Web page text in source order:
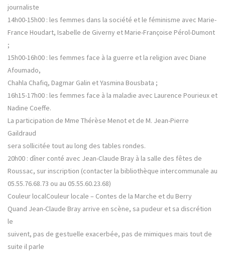
journaliste
14h00-15h00 : les femmes dans la société et le féminisme avec Marie-
France Houdart, Isabelle de Giverny et Marie-Françoise Pérol-Dumont
;
15h00-16h00 : les femmes face à la guerre et la religion avec Diane
Afoumado,
Chahla Chafiq, Dagmar Galin et Yasmina Bousbata ;
16h15-17h00 : les femmes face à la maladie avec Laurence Pourieux et
Nadine Coeffe.
La participation de Mme Thérèse Menot et de M. Jean-Pierre
Gaildraud
sera sollicitée tout au long des tables rondes.
20h00 : dîner conté avec Jean-Claude Bray à la salle des fêtes de
Roussac, sur inscription (contacter la bibliothèque intercommunale au
05.55.76.68.73 ou au 05.55.60.23.68)
Couleur localCouleur locale – Contes de la Marche et du Berry
Quand Jean-Claude Bray arrive en scène, sa pudeur et sa discrétion
le
suivent, pas de gestuelle exacerbée, pas de mimiques mais tout de
suite il parle